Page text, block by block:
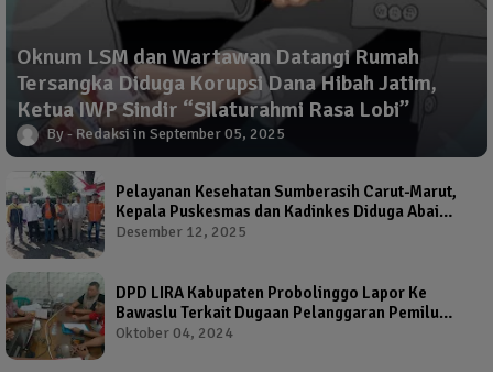
Oknum LSM dan Wartawan Datangi Rumah
Tersangka Diduga Korupsi Dana Hibah Jatim,
Ketua IWP Sindir “Silaturahmi Rasa Lobi”
Redaksi September 05, 2025
Pelayanan Kesehatan Sumberasih Carut-Marut,
Kepala Puskesmas dan Kadinkes Diduga Abai
Warga Jadi Korban
Desember 12, 2025
DPD LIRA Kabupaten Probolinggo Lapor Ke
Bawaslu Terkait Dugaan Pelanggaran Pemilu
Oleh Salah Satu Calon Wakil Bupati Probolinggo
Oktober 04, 2024